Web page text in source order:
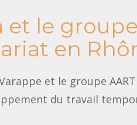
et le
en
et le groupe
du travail